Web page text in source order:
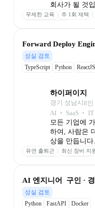
회사가 될 것
무제한 교육 주 1회 재택
Forward Deploy
성실 검토
TypeScript
Python ReactJS
하이퍼이지
경기 성남시 8인
AI ‧ SaaS ‧ IT
모든 기업에
하여, 사람은
상을 만듭니다.
유연 출퇴근 최신 장비 지
AI 엔지니어  구인 ·
성실 검토
Python
FastAPI Docker